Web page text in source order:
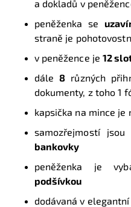
a dokladů v
peněženka se
straně je
v peněžence je12
dále8 různých
dokumenty, z toho 1
kapsička na mince je
samozřejmostí jsou
bankovky
peněženka je
podšívkou
dodávaná v